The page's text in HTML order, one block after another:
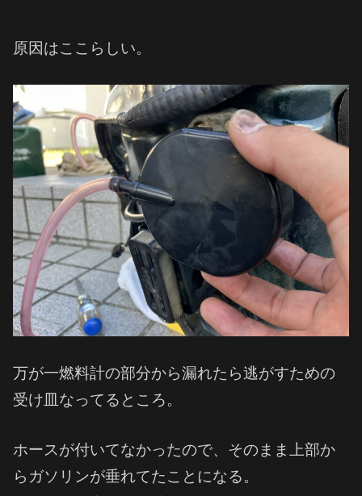
原因はここらしい。
万が一燃料計の部分から漏れたら逃がすための
受け皿なってるところ。
ホースが付いてなかったので、そのまま上部か
らガソリンが垂れてたことになる。